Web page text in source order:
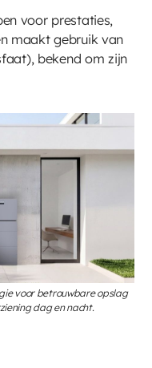
voor prestaties,
maakt gebruik van
bekend om zijn
voor betrouwbare opslag
dag en nacht.